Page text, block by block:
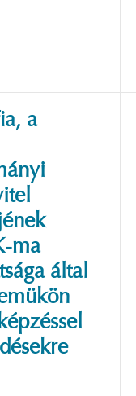
a
ma
által